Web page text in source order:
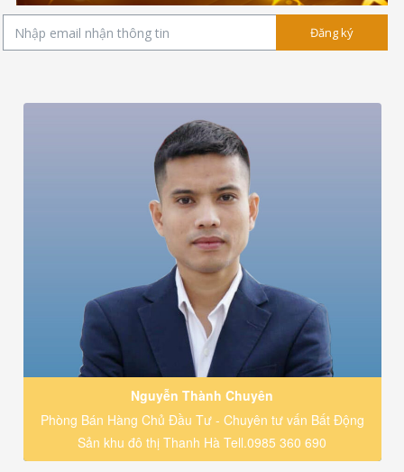
Đăng ký
Nguyễn Thành Chuyên
Phòng Bán Hàng Chủ Đầu Tư - Chuyên tư vấn Bất Động
Sản khu đô thị Thanh Hà Tell.0985 360 690